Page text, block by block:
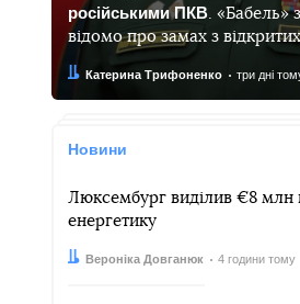
російськими ПКВ. «Бабель»
відомо про замах з
Автор:Катерина Трифоненко
Дата: три дні
Новини
Люксембург виділив €8 млн
енергетику
Автор:Вероніка Довганюк
Дата: 4 години тому